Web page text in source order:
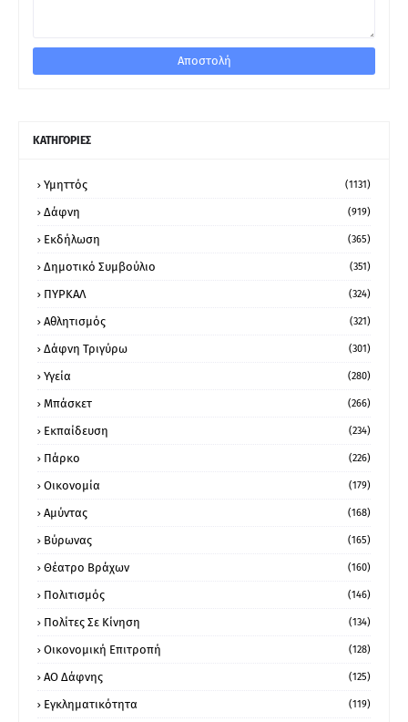
ΚΑΤΗΓΟΡΙΕΣ
Υμηττός (1131)
Δάφνη (919)
Εκδήλωση (365)
Δημοτικό Συμβούλιο (351)
ΠΥΡΚΑΛ (324)
Αθλητισμός (321)
Δάφνη Τριγύρω (301)
Υγεία (280)
Μπάσκετ (266)
Εκπαίδευση (234)
Πάρκο (226)
Οικονομία (179)
Αμύντας (168)
Βύρωνας (165)
Θέατρο Βράχων (160)
Πολιτισμός (146)
Πολίτες Σε Κίνηση (134)
Οικονομική Επιτροπή (128)
ΑΟ Δάφνης (125)
Εγκληματικότητα (119)